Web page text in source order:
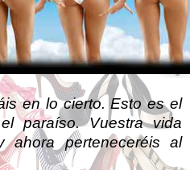
en lo cierto. Esto es el
paraíso. Vuestra vida
ahora perteneceréis al